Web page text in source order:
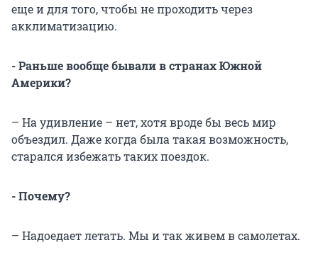
еще и для того, чтобы не проходить через
акклиматизацию.
- Раньше вообще бывали в странах Южной
Америки?
– На удивление – нет, хотя вроде бы весь мир
объездил. Даже когда была такая возможность,
старался избежать таких поездок.
- Почему?
– Надоедает летать. Мы и так живем в самолетах.